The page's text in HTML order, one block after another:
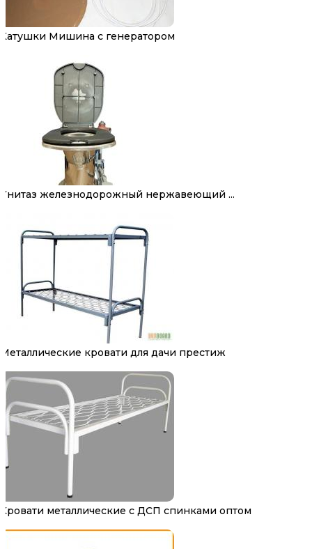
Катушки Мишина с генератором
Унитаз железнодорожный нержавеющий ...
Металлические кровати для дачи престиж
Кровати металлические с ДСП спинками оптом